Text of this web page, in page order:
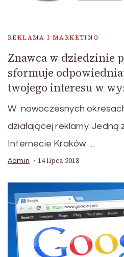
REKLAMA I MARKETING
Znawca w dziedzinie
sformuje
twojego interesu w
W nowoczesnych
działającej reklamy.
Internecie Kraków …
Admin 14 lipca 2018